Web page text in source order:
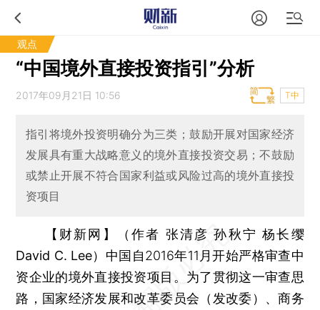
观点
“中国境外直接投资指引”分析
2017年09月21日 10:56 T中
指引将境外投资明确分为三类；鼓励开展对国家经济
发展具有重大战略意义的境外直接投资交易；不鼓励
或禁止开展不符合国家利益或风险过高的境外直接投
资项目
【财新网】（作者 张清彦 孙秋宁 杨长缨
David C. Lee） 中国自2016年11月开始严格审查中
资企业的境外直接投资项目。为了贯彻这一审查思
路，国家经济发展和改革委员会（发改委）、商务